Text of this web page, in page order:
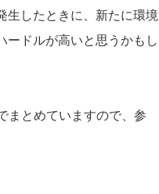
生したときに、新たに環境
ードルが高いと思うかもし
まとめていますので、参